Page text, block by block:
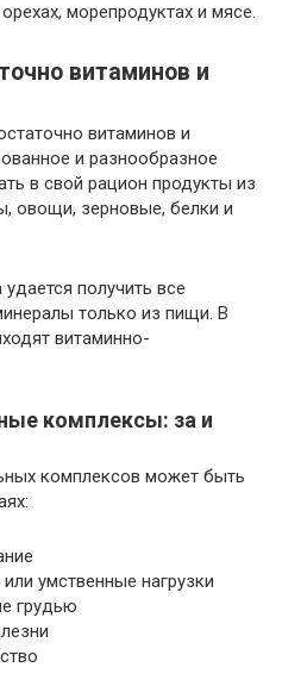
морепродуктах и мясе.
витаминов и
витаминов и
и разнообразное
в свой рацион продукты из
овощи, зерновые, белки и
получить все
только из пищи. В
витаминно-
комплексы: за и
комплексов может быть
умственные нагрузки
грудью